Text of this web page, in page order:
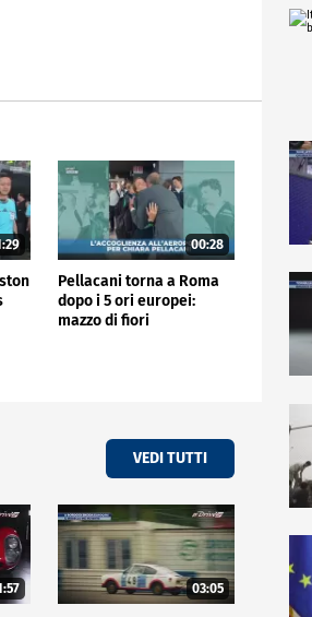
00:28
Pellacani torna a Roma
dopo i 5 ori europei:
mazzo di fiori
VEDI TUTTI
03:05